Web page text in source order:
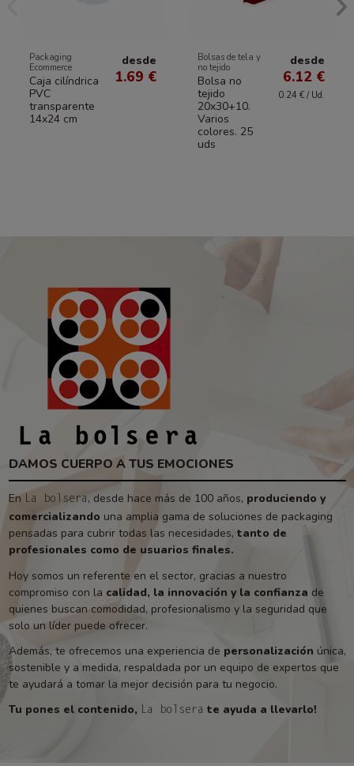
Packaging
Ecommerce
Caja cilíndrica
PVC
transparente
14x24 cm
desde
1.69 €
Bolsas de tela y
no tejido
Bolsa no
tejido
20x30+10.
Varios
colores. 25
uds
desde
6.12 €
0.24 € / Ud.
DAMOS CUERPO A TUS EMOCIONES
En La bolsera , desde hace más de 100 años, produciendo y
comercializando una amplia gama de soluciones de packaging
pensadas para cubrir todas las necesidades, tanto de
profesionales como de usuarios finales.
Hoy somos un referente en el sector, gracias a nuestro
compromiso con la calidad, la innovación y la confianza de
quienes buscan comodidad, profesionalismo y la seguridad que
solo un líder puede ofrecer.
Además, te ofrecemos una experiencia de personalización única,
sostenible y a medida, respaldada por un equipo de expertos que
te ayudará a tomar la mejor decisión para tu negocio.
Tu pones el contenido, La bolsera te ayuda a llevarlo!